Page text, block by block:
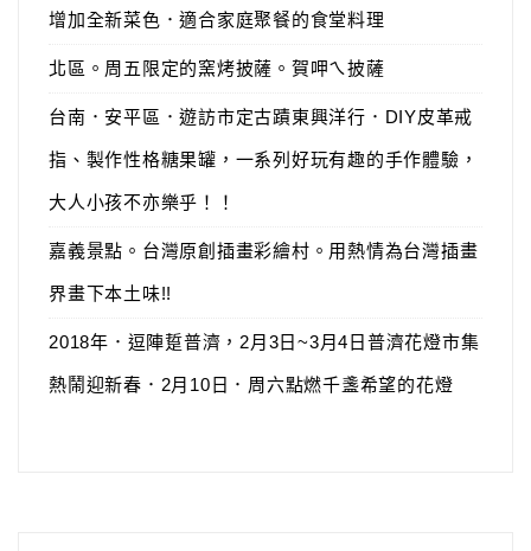
增加全新菜色．適合家庭聚餐的食堂料理
北區。周五限定的窯烤披薩。賀呷ㄟ披薩
台南．安平區．遊訪市定古蹟東興洋行．DIY皮革戒
指、製作性格糖果罐，一系列好玩有趣的手作體驗，
大人小孩不亦樂乎！！
嘉義景點。台灣原創插畫彩繪村。用熱情為台灣插畫
界畫下本土味!!
2018年．逗陣踅普濟，2月3日~3月4日普濟花燈市集
熱鬧迎新春．2月10日．周六點燃千盞希望的花燈